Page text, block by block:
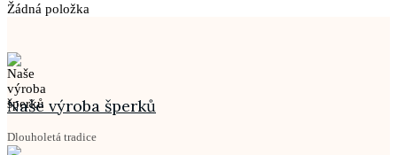
Žádná položka
Naše výroba šperků
Dlouholetá tradice